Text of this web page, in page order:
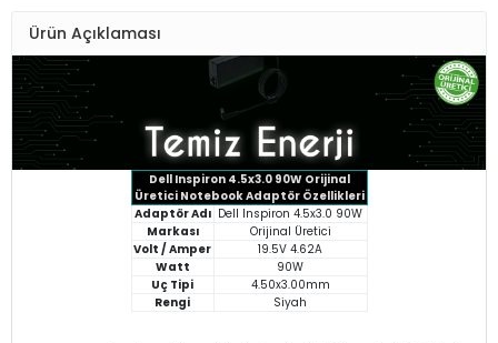
Ürün Açıklaması
Dell Inspiron 4.5x3.0 90WOrijinal
Üretici Notebook Adaptör Özellikleri
Adaptör Adı Dell Inspiron 4.5x3.0 90W
Markası
Orijinal Üretici
Volt / Amper
19.5V 4.62A
Watt
90W
Uç Tipi
4.50x3.00mm
Rengi
Siyah